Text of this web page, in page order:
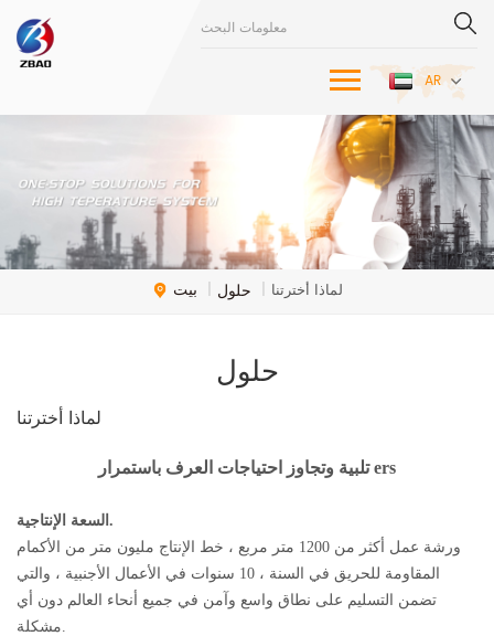
AR
بيت | حلول | لماذا أخترتنا
حلول
لماذا أخترتنا
تلبية وتجاوز احتياجات العرف باستمرارers
السعة الإنتاجية.
ورشة عمل أكثر من 1200 متر مربع ، خط الإنتاج مليون متر من الأكمام
المقاومة للحريق في السنة ، 10 سنوات في الأعمال الأجنبية ، والتي
تضمن التسليم على نطاق واسع وآمن في جميع أنحاء العالم دون أي
مشكلة.